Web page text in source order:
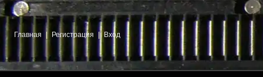
Главная Регистрация | Вход